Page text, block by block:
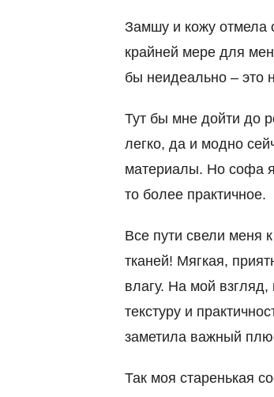
Замшу и кожу отмела
крайней мере для
бы неидеально – это
Тут бы мне дойти до
легко, да и модно
материалы. Но софа
то более практичное.
Все пути свели меня
тканей! Мягкая,
влагу. На мой
текстуру и
заметила важный
Так моя старенькая